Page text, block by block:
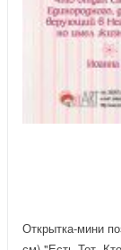
Открытка-мини